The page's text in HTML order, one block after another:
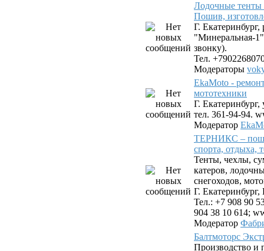
Лодочные тенты
Пошив,
Г.
"Минеральная-
звонку).
Тел.
Модераторы
EkaMoto -
мототехники
Г.
тел. 361-94-94.
Модератор
ТЕРНИКС –
спорта, отдыха,
Тенты, чехлы,
катеров,
снегоходов,
Г.
Тел.: +7 908 90
904 38 10 614;
Модератор
Балтмоторс
Производство и